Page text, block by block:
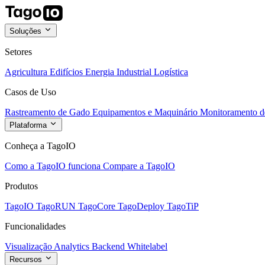
Soluções
Setores
Agricultura Edifícios Energia Industrial Logística
Casos de Uso
Rastreamento de Gado Equipamentos e Maquinário Monitoramento
Plataforma
Conheça a TagoIO
Como a TagoIO funciona Compare a TagoIO
Produtos
TagoIO TagoRUN TagoCore TagoDeploy TagoTiP
Funcionalidades
Visualização Analytics Backend Whitelabel
Recursos